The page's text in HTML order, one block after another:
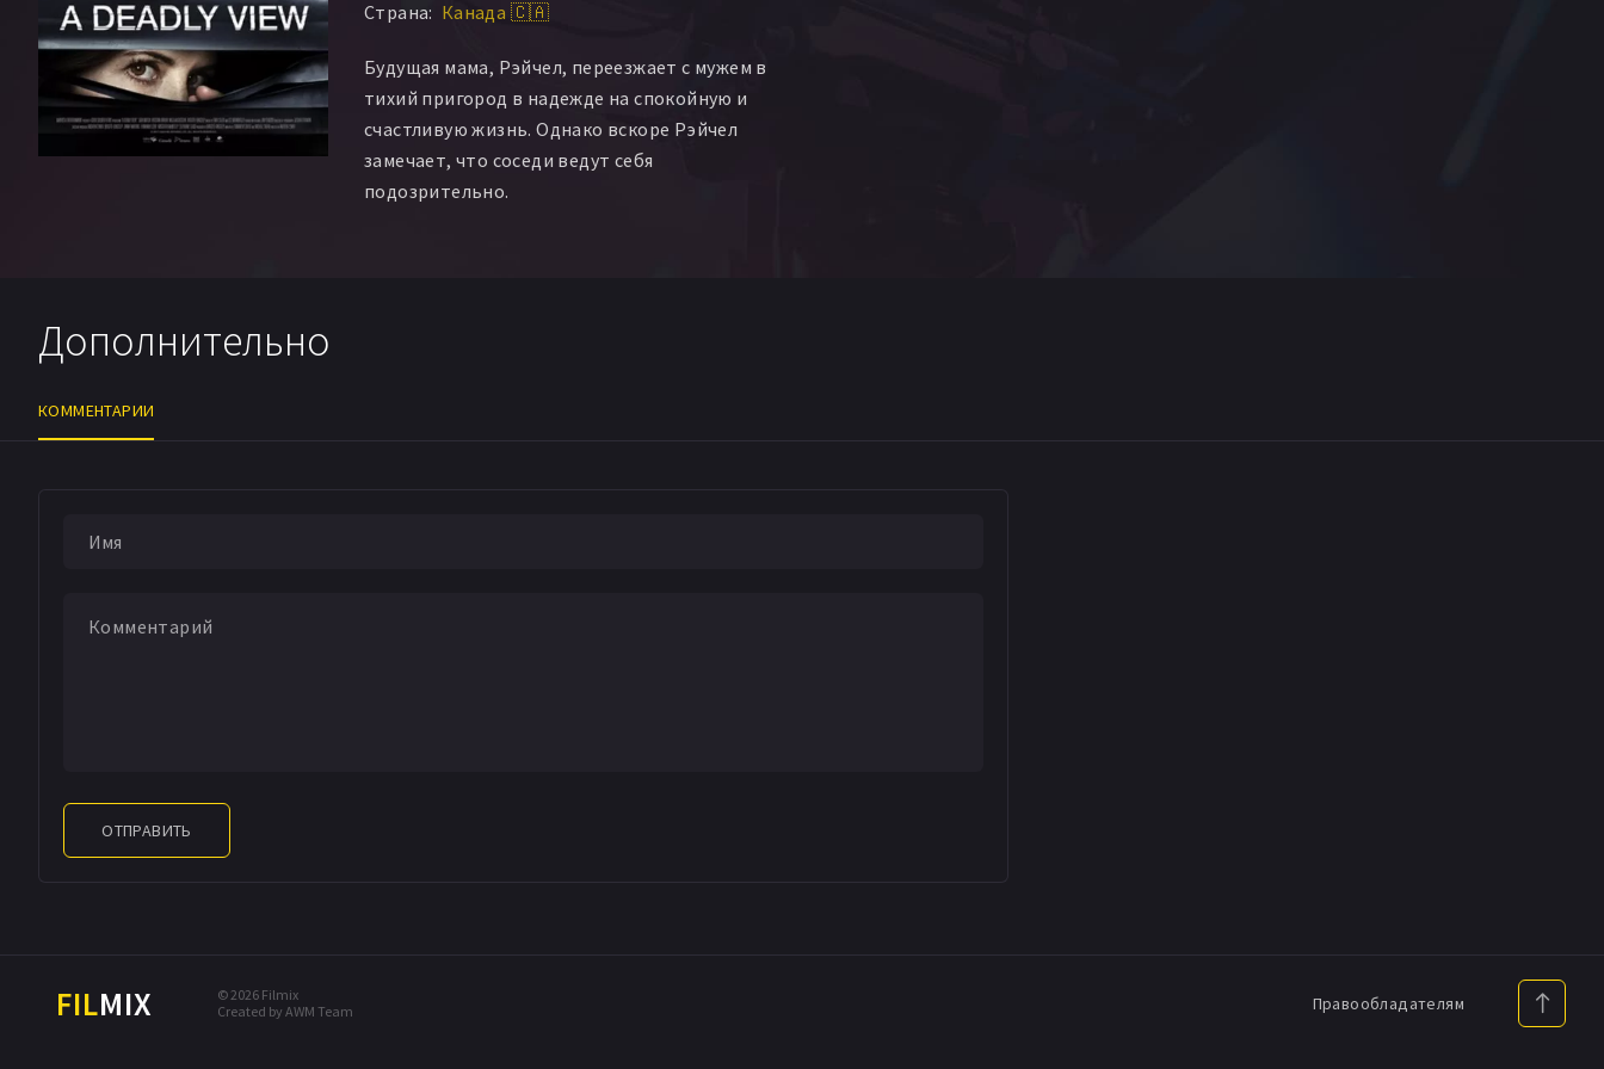
Страна: Канада 🇨🇦
Будущая мама, Рэйчел, переезжает с мужем в
тихий пригород в надежде на спокойную и
счастливую жизнь. Однако вскоре Рэйчел
замечает, что соседи ведут себя
подозрительно.
Дополнительно
КОММЕНТАРИИ
ОТПРАВИТЬ
FILMIX
© 2026 Filmix
Created by AWM Team
Правообладателям